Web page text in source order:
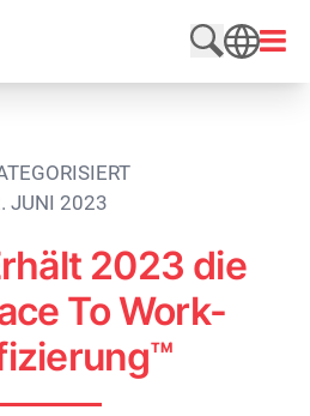
Website
SEARCH
JUNI 2023
2023 die
To Work-